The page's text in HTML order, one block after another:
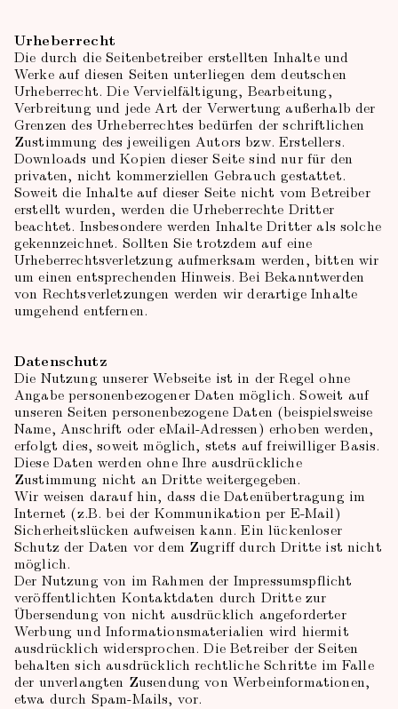
Urheberrecht
Die durch die Seitenbetreiber erstellten Inhalte und
Werke auf diesen Seiten unterliegen dem deutschen
Urheberrecht. Die Vervielfältigung, Bearbeitung,
Verbreitung und jede Art der Verwertung außerhalb der
Grenzen des Urheberrechtes bedürfen der schriftlichen
Zustimmung des jeweiligen Autors bzw. Erstellers.
Downloads und Kopien dieser Seite sind nur für den
privaten, nicht kommerziellen Gebrauch gestattet.
Soweit die Inhalte auf dieser Seite nicht vom Betreiber
erstellt wurden, werden die Urheberrechte Dritter
beachtet. Insbesondere werden Inhalte Dritter als solche
gekennzeichnet. Sollten Sie trotzdem auf eine
Urheberrechtsverletzung aufmerksam werden, bitten wir
um einen entsprechenden Hinweis. Bei Bekanntwerden
von Rechtsverletzungen werden wir derartige Inhalte
umgehend entfernen.
Datenschutz
Die Nutzung unserer Webseite ist in der Regel ohne
Angabe personenbezogener Daten möglich. Soweit auf
unseren Seiten personenbezogene Daten (beispielsweise
Name, Anschrift oder eMail-Adressen) erhoben werden,
erfolgt dies, soweit möglich, stets auf freiwilliger Basis.
Diese Daten werden ohne Ihre ausdrückliche
Zustimmung nicht an Dritte weitergegeben.
Wir weisen darauf hin, dass die Datenübertragung im
Internet (z.B. bei der Kommunikation per E-Mail)
Sicherheitslücken aufweisen kann. Ein lückenloser
Schutz der Daten vor dem Zugriff durch Dritte ist nicht
möglich.
Der Nutzung von im Rahmen der Impressumspflicht
veröffentlichten Kontaktdaten durch Dritte zur
Übersendung von nicht ausdrücklich angeforderter
Werbung und Informationsmaterialien wird hiermit
ausdrücklich widersprochen. Die Betreiber der Seiten
behalten sich ausdrücklich rechtliche Schritte im Falle
der unverlangten Zusendung von Werbeinformationen,
etwa durch Spam-Mails, vor.